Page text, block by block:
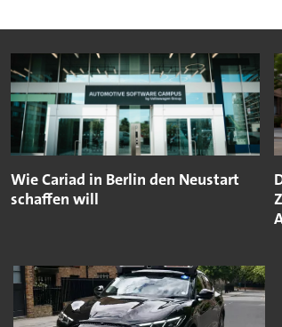
Wie Cariad in Berlin den Neustart
schaffen will